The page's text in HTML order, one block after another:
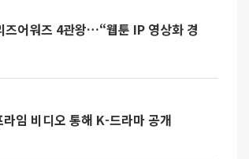
즈어워즈 4관왕…“웹툰 IP 영상화 경
임 비디오 통해 K-드라마 공개